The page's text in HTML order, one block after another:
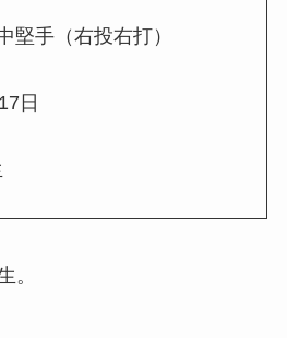
堅手（右投右打）
日
。